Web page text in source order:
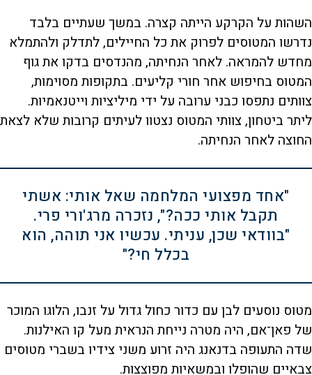
השהות על הקרקע הייתה קצרה. במשך שעתיים בלבד
נדרשו המטוסים לפרוק את כל החיילים, לתדלק ולהתמלא
מחדש להמראה. לאחר הנחיתה, מהנדסים בדקו את גוף
המטוס בחיפוש אחר חורי קליעים. בתקופות מסוימות,
צוותים נתפסו כבני ערובה על ידי מיליציות וייטנאמיות.
ליתר ביטחון, צוותי המטוס נצטוו לעיתים קרובות שלא לצאת
החוצה לאחר הנחיתה.
"אחד מפצועי המלחמה שאל אותי: אשתי
תקבל אותי ככה?", נזכרה מרג'ורי פרי.
"בוודאי שכן, עניתי. עכשיו אני תוהה, הוא
בכלל חי?"
מטוס נוסעים לבן עם כדור כחול גדול על זנבו, הלוגו המוכר
של פאן־אם, היה מטרה נייחת הנראית מעל קו האילנות.
שדה התעופה בדנאנג היה זרוע משני צידיו בשברי מטוסים
צבאיים שהופלו ובמשאיות מפוצצות.